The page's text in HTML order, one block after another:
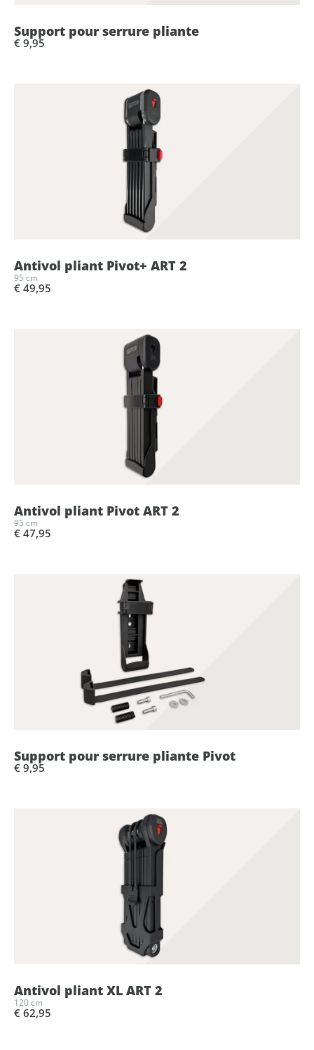
Support pour serrure pliante
€ 9,95
Antivol pliant Pivot+ ART 2
95 cm
€ 49,95
Antivol pliant Pivot ART 2
95 cm
€ 47,95
Support pour serrure pliante Pivot
€ 9,95
Antivol pliant XL ART 2
120 cm
€ 62,95